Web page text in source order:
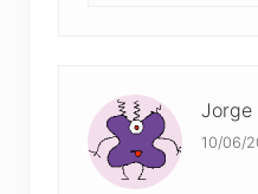
Jorge
10/06/